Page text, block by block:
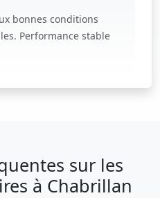
bonnes conditions
Performance stable
sur les
à Chabrillan